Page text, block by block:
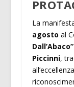
La
agosto al
Dall’Abaco”
Piccinni,